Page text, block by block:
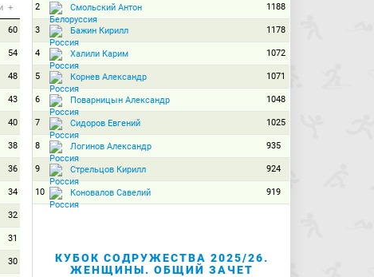
+
60
54
48
43
40
38
36
34
32
31
30
2 Смольский Антон 1188
3 Бажин Кирилл 1178
4 Халили Карим 1072
5 Корнев Александр 1071
6 Поварницын Александр 1048
7 Сидоров Евгений 1025
8 Логинов Александр 935
9 Стрельцов Кирилл 924
10 Коновалов Савелий 919
КУБОК СОДРУЖЕСТВА 2025/26.
ЖЕНЩИНЫ. ОБЩИЙ ЗАЧЕТ